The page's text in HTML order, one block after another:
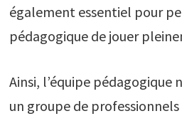
également essentiel pour
pédagogique de jouer
Ainsi, l’équipe pédagogique
un groupe de